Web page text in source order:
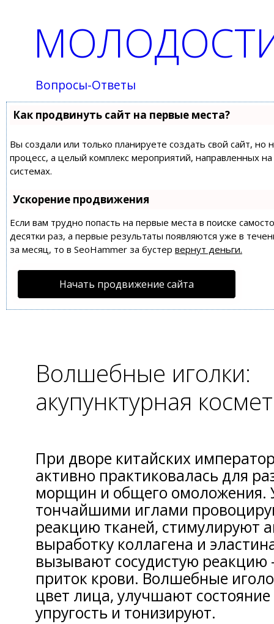
Вопросы-Ответы
Как продвинуть сайт на первые места?
Вы создали или только планируете создать свой сайт,
процесс, а целый комплекс мероприятий, направленных
системах.
Ускорение продвижения
Если вам трудно попасть на первые места в поиске
десятки раз, а первые результаты появляются уже в
за месяц, то в SeoHammer за бустер вернут деньги.
Начать продвижение сайта
Волшебные иголки:
акупунктурная
При дворе китайских
активно практиковалась для
морщин и общего омоложения.
тончайшими иглами
реакцию тканей, стимулируют
выработку коллагена и
вызывают сосудистую
приток крови. Волшебные
цвет лица, улучшают
упругость и тонизируют.